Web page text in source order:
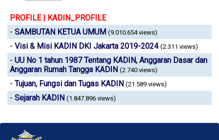
Profile
Member Forum
Information
Events
F A Q
Contact
PROFILE | KADIN_PROFILE
- SAMBUTAN KETUA UMUM (9.010.654 views)
- Visi & Misi KADIN DKI Jakarta 2019-2024 (2.311 views)
- UU No 1 tahun 1987 Tentang KADIN, Anggaran Dasar dan
Anggaran Rumah Tangga KADIN (2.740 views)
- Tujuan, Fungsi dan Tugas KADIN (21.589 views)
- Sejarah KADIN (1.847.896 views)